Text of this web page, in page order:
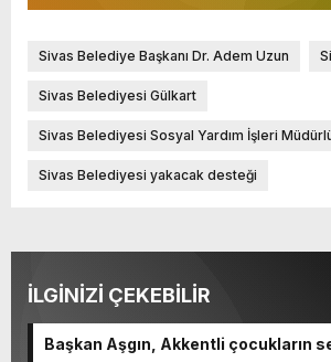
Sivas Belediye Başkanı Dr. Adem Uzun
Sivas Belediyesi Gülkart
Sivas Belediyesi Sosyal Yardım İşleri
Sivas Belediyesi yakacak desteği
İLGİNİZİ ÇEKEBİLİR
Başkan Aşgın, Akkentli çocukların